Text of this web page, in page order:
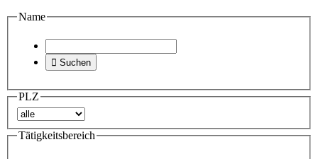
Name
 Suchen
PLZ
Tätigkeitsbereich